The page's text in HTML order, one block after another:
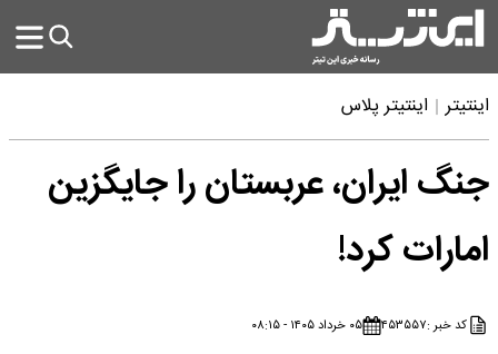
اینتیتر اینتیتر پلاس
جنگ ایران، عربستان را جایگزین
امارات کرد!
کد خبر :۴۵۳۵۵۷ ۰۵ خرداد ۱۴۰۵ - ۰۸:۱۵